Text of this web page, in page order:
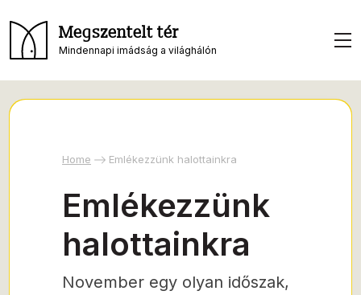
Megszentelt tér
Mindennapi imádság a világhálón
Home Emlékezzünk halottainkra
Emlékezzünk
halottainkra
November egy olyan időszak,